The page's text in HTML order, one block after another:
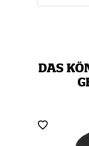
DAS